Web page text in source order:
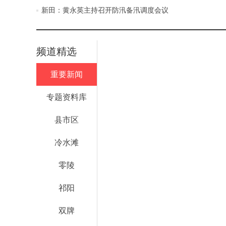
新田：黄永英主持召开防汛备汛调度会议
频道精选
重要新闻
专题资料库
县市区
冷水滩
零陵
祁阳
双牌